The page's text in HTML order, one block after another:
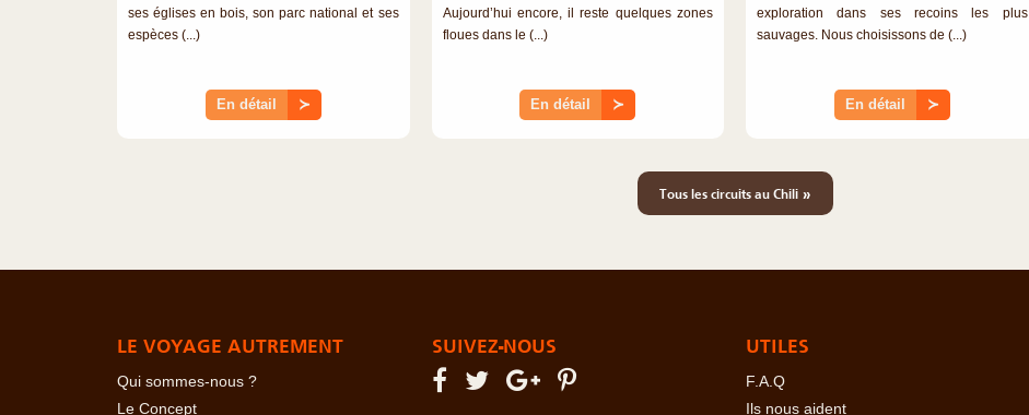
ses églises en bois, son parc national et ses
espèces (...)
En détail ≻
Aujourd’hui encore, il reste quelques zones
floues dans le (...)
En détail ≻
exploration dans ses recoins les plus
sauvages. Nous choisissons de (...)
En détail ≻
Tous les circuits au Chili»
LE VOYAGE AUTREMENT
Qui sommes-nous ?
Le Concept
SUIVEZ-NOUS UTILES
F.A.Q
Ils nous aident